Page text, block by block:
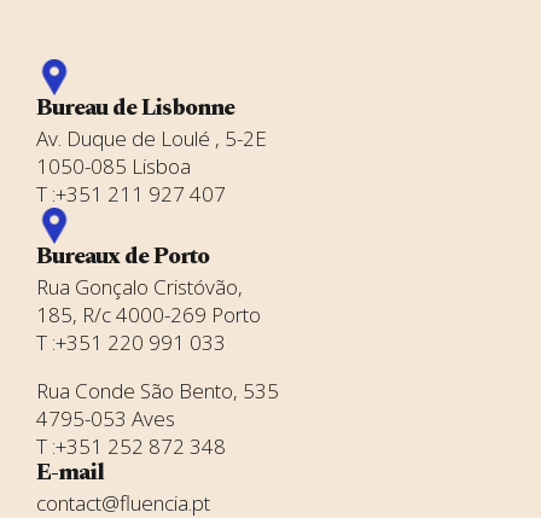
Bureau de Lisbonne
Av. Duque de Loulé , 5-2E
1050-085 Lisboa
T :+351 211 927 407
Bureaux de Porto
Rua Gonçalo Cristóvão,
185, R/c 4000-269 Porto
T :+351 220 991 033
Rua Conde São Bento, 535
4795-053 Aves
T :+351 252 872 348
E-mail
contact@fluencia.pt